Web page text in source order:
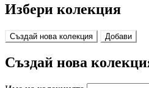
Избери колекция
Създай нова колекция Добави
Създай нова